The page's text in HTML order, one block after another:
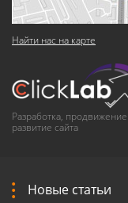
Найти нас на карте
Разработка,
развитие сайта
Новые статьи